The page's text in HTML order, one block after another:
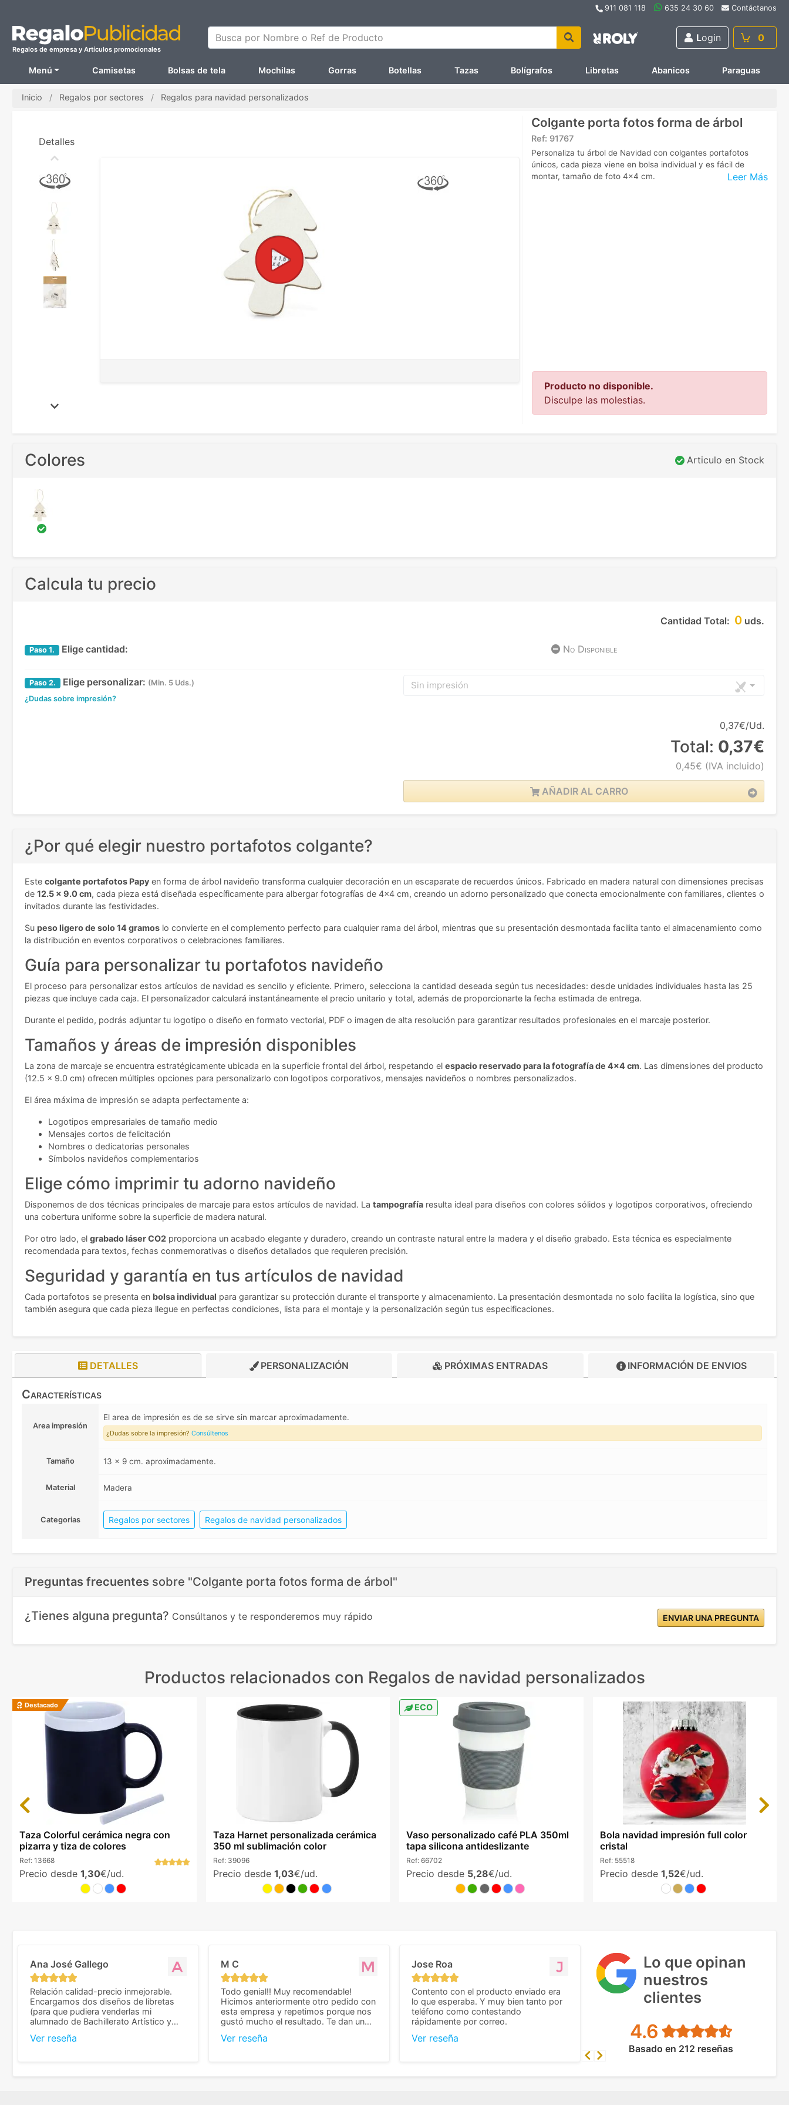
911 081 118 635 24 30 60 Contáctanos
Regalos de empresa y Artículos promocionales
Busca por Nombre o Ref de Producto Login 0
Menú Camisetas Bolsas de tela Mochilas Gorras Botellas Tazas Bolígrafos Libretas Abanicos Paraguas
Inicio Regalos por sectores Regalos para navidad personalizados
Colgante porta fotos forma de árbol
Ref: 91767
Leer Más
Personaliza tu árbol de Navidad con colgantes portafotos
únicos, cada pieza viene en bolsa individual y es fácil de
montar, tamaño de foto 4x4 cm.
Producto no disponible.
Disculpe las molestias.
Detalles
Colores Articulo en Stock
Calcula tu precio
Cantidad Total: 0 uds.
Paso 1. Elige cantidad: No Disponible
Paso 2. Elige personalizar: (Min. 5 Uds.)
¿Dudas sobre impresión?
Sin impresión
0,37€/Ud.
Total: 0,37€
0,45€ (IVA incluido)
AÑADIR AL CARRO
¿Por qué elegir nuestro portafotos colgante?
Este colgante portafotos Papy en forma de árbol navideño transforma cualquier decoración en un escaparate de recuerdos únicos. Fabricado en madera natural con dimensiones precisas
de 12.5 x 9.0 cm, cada pieza está diseñada específicamente para albergar fotografías de 4x4 cm, creando un adorno personalizado que conecta emocionalmente con familiares, clientes o
invitados durante las festividades.
Su peso ligero de solo 14 gramos lo convierte en el complemento perfecto para cualquier rama del árbol, mientras que su presentación desmontada facilita tanto el almacenamiento como
la distribución en eventos corporativos o celebraciones familiares.
Guía para personalizar tu portafotos navideño
El proceso para personalizar estos artículos de navidad es sencillo y eficiente. Primero, selecciona la cantidad deseada según tus necesidades: desde unidades individuales hasta las 25
piezas que incluye cada caja. El personalizador calculará instantáneamente el precio unitario y total, además de proporcionarte la fecha estimada de entrega.
Durante el pedido, podrás adjuntar tu logotipo o diseño en formato vectorial, PDF o imagen de alta resolución para garantizar resultados profesionales en el marcaje posterior.
Tamaños y áreas de impresión disponibles
La zona de marcaje se encuentra estratégicamente ubicada en la superficie frontal del árbol, respetando el espacio reservado para la fotografía de 4x4 cm. Las dimensiones del producto
(12.5 x 9.0 cm) ofrecen múltiples opciones para personalizarlo con logotipos corporativos, mensajes navideños o nombres personalizados.
El área máxima de impresión se adapta perfectamente a:
Logotipos empresariales de tamaño medio
Mensajes cortos de felicitación
Nombres o dedicatorias personales
Símbolos navideños complementarios
Elige cómo imprimir tu adorno navideño
Disponemos de dos técnicas principales de marcaje para estos artículos de navidad. La tampografía resulta ideal para diseños con colores sólidos y logotipos corporativos, ofreciendo
una cobertura uniforme sobre la superficie de madera natural.
Por otro lado, el grabado láser CO2 proporciona un acabado elegante y duradero, creando un contraste natural entre la madera y el diseño grabado. Esta técnica es especialmente
recomendada para textos, fechas conmemorativas o diseños detallados que requieren precisión.
Seguridad y garantía en tus artículos de navidad
Cada portafotos se presenta en bolsa individual para garantizar su protección durante el transporte y almacenamiento. La presentación desmontada no solo facilita la logística, sino que
también asegura que cada pieza llegue en perfectas condiciones, lista para el montaje y la personalización según tus especificaciones.
DETALLES PERSONALIZACIÓN PRÓXIMAS ENTRADAS INFORMACIÓN DE ENVIOS
Características
Area impresión
El area de impresión es de se sirve sin marcar aproximadamente.
¿Dudas sobre la impresión? Consúltenos
Tamaño 13 x 9 cm. aproximadamente.
Material Madera
Categorias Regalos por sectores Regalos de navidad personalizados
Preguntas frecuentes sobre "Colgante porta fotos forma de árbol"
¿Tienes alguna pregunta? Consúltanos y te responderemos muy rápido ENVIAR UNA PREGUNTA
Productos relacionados con Regalos de navidad personalizados
Destacado
Taza Colorful cerámica negra con
pizarra y tiza de colores
Ref: 13668
Precio desde 1,30€/ud.
Taza Harnet personalizada cerámica
350 ml sublimación color
Ref: 39096
Precio desde 1,03€/ud.
ECO
Vaso personalizado café PLA 350ml
tapa silicona antideslizante
Ref: 66702
Precio desde 5,28€/ud.
Bola navidad impresión full color
cristal
Ref: 55518
Precio desde 1,52€/ud.
Previous Next
Lo que opinan
nuestros
clientes
4.6
Basado en 212 reseñas
Ana José Gallego
Relación calidad-precio inmejorable.
Encargamos dos diseños de libretas
(para que pudiera venderlas mi
alumnado de Bachillerato Artístico y
mejor presupuesto con diferencia, con
Ver reseña
M C
Todo genial!! Muy recomendable!
Hicimos anteriormente otro pedido con
esta empresa y repetimos porque nos
gustó mucho el resultado. Te dan un
que valoramos mucho cuando se trata
Ver reseña
Jose Roa
Contento con el producto enviado era
lo que esperaba. Y muy bien tanto por
teléfono como contestando
rápidamente por correo.
Ver reseña
Previous
Next